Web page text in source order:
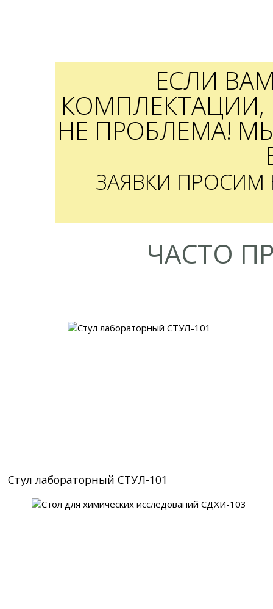
ЕСЛИ
КОМПЛЕКТАЦИИ,
НЕ ПРОБЛЕМА!
ЗАЯВКИ
ЧАСТО
Стул лабораторный СТУЛ-101